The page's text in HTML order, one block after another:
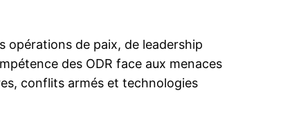
Mon compte
opérations de paix, de leadership
des ODR face aux menaces
conflits armés et technologies